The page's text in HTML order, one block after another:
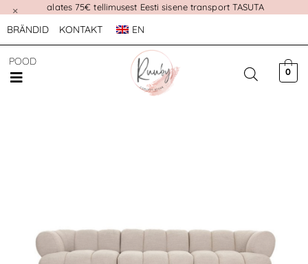
alates 75€ tellimusest Eesti sisene transport TASUTA
×
BRÄNDID KONTAKT EN
POOD
0